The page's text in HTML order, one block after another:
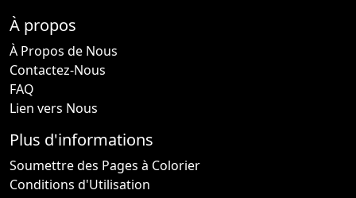
À propos
À Propos de Nous
Contactez-Nous
FAQ
Lien vers Nous
Plus d'informations
Soumettre des Pages à Colorier
Conditions d'Utilisation